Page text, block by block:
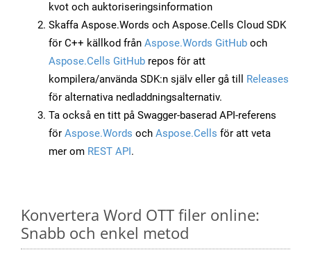
kvot och auktoriseringsinformation
Skaffa Aspose.Words och Aspose.Cells Cloud SDK
för C++ källkod från Aspose.Words GitHub och
Aspose.Cells GitHub repos för att
kompilera/använda SDK:n själv eller gå till Releases
för alternativa nedladdningsalternativ.
Ta också en titt på Swagger-baserad API-referens
för Aspose.Words och Aspose.Cells för att veta
mer om REST API.
Konvertera Word OTT filer online:
Snabb och enkel metod